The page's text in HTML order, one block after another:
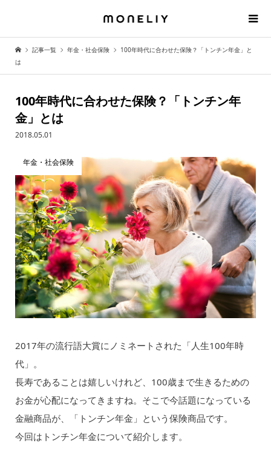
記事一覧 年金・社会保険
100年時代に合わせた保険？「トンチン年金」と
は
100年時代に合わせた保険？「トンチン年
金」とは
2018.05.01
年金・社会保険
2017年の流行語大賞にノミネートされた「人生100年時
代」。
長寿であることは嬉しいけれど、100歳まで生きるための
お金が心配になってきますね。そこで今話題になっている
金融商品が、「トンチン年金」という保険商品です。
今回はトンチン年金について紹介します。